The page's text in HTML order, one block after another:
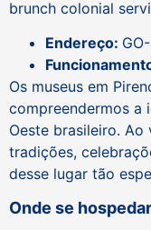
brunch colonial
Endereço:
Os museus em
compreendermos a
Oeste brasileiro.
tradições,
desse lugar tão
Onde se